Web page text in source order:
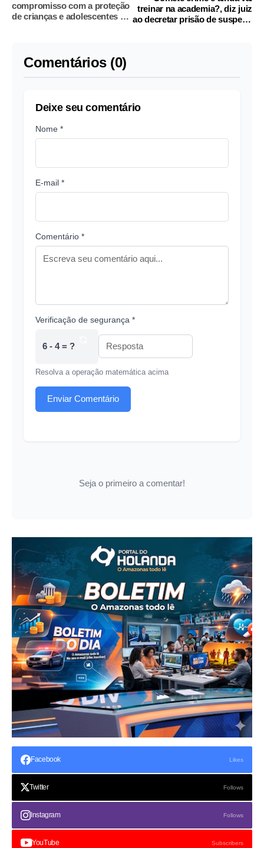
compromisso com a proteção
de crianças e adolescentes e
treinar na academia?, diz juiz
ao decretar prisão de suspeito
Comentários (0)
Deixe seu comentário
Nome *
E-mail *
Comentário *
Verificação de segurança *
6 - 4 = ?
Resolva a operação matemática acima
Enviar Comentário
Seja o primeiro a comentar!
Facebook Likes
Twitter Follows
Instagram Follows
YouTube Subscribers